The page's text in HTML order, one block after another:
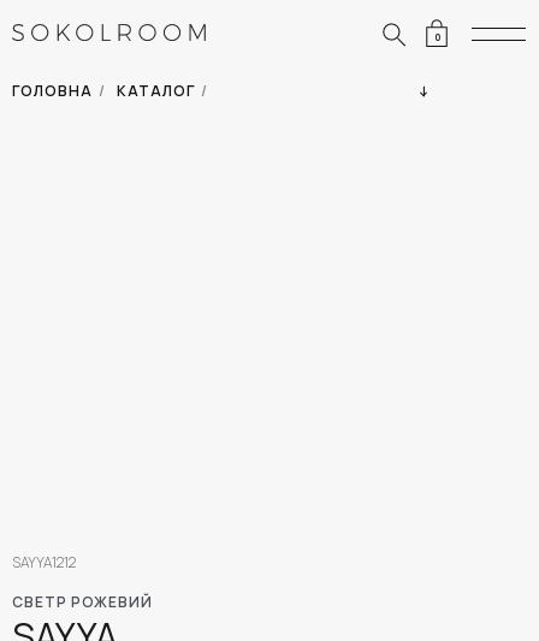
0
ГОЛОВНА / КАТАЛОГ /
СВЕТР РОЖЕВИЙ
SAYYA1212